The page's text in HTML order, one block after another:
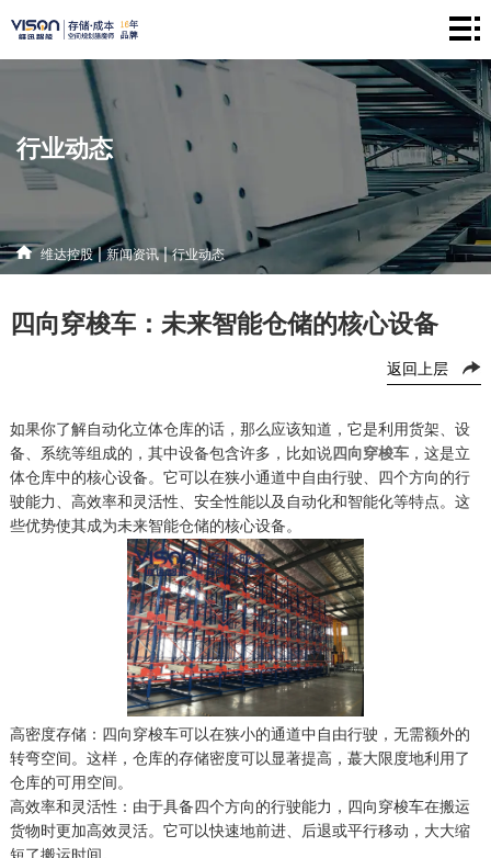
维
心
闻
资
讯
解
决
方
联
系
式
行业动态
维达控股|新闻资讯|行业动态
四向穿梭车：未来智能仓储的核心设备
返回上层
如果你了解自动化立体仓库的话，那么应该知道，它是利用货架、设
备、系统等组成的，其中设备包含许多，比如说四向穿梭车，这是立
体仓库中的核心设备。它可以在狭小通道中自由行驶、四个方向的行
驶能力、高效率和灵活性、安全性能以及自动化和智能化等特点。这
些优势使其成为未来智能仓储的核心设备。
高密度存储：四向穿梭车可以在狭小的通道中自由行驶，无需额外的
转弯空间。这样，仓库的存储密度可以显著提高，蕞大限度地利用了
仓库的可用空间。
高效率和灵活性：由于具备四个方向的行驶能力，四向穿梭车在搬运
货物时更加高效灵活。它可以快速地前进、后退或平行移动，大大缩